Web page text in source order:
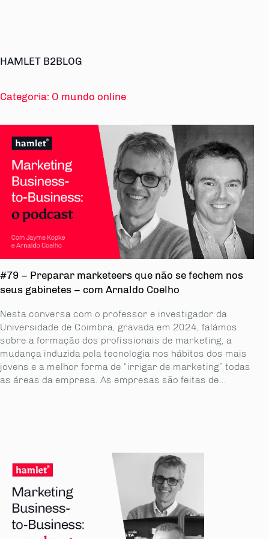
HAMLET B2BLOG
Categoria: O mundo online
#79 – Preparar marketeers que não se fechem nos
seus gabinetes – com Arnaldo Coelho
Nesta conversa com o professor e investigador da
Universidade de Coimbra, gravada em 2024, falámos
sobre a formação dos profissionais de marketing, a
mudança induzida pela tecnologia nos hábitos dos mais
jovens e a melhor forma de “irrigar de marketing” todas
as áreas da empresa. As empresas são feitas de...